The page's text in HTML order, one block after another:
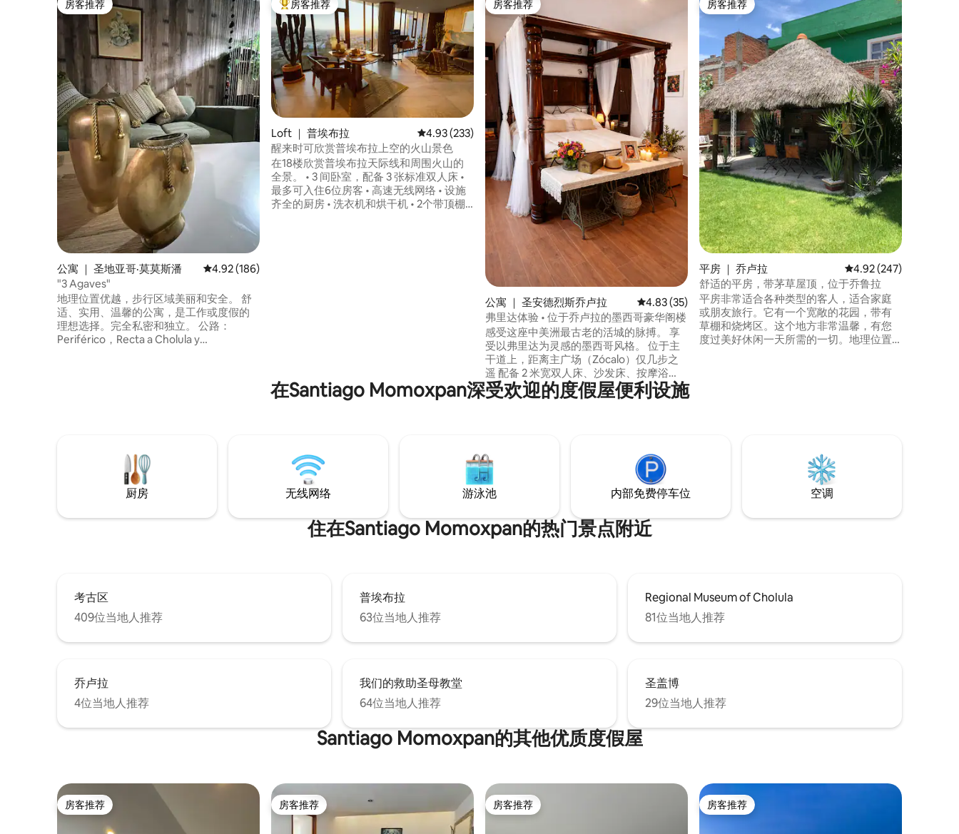
房客推荐
房客推荐
公寓 ｜ 圣地亚哥·莫莫斯潘 平均评分 4.92 分（满分 5 分），共 186 条评价
4.92 (186)
"3 Agaves"
地理位置优越，步行区域美丽和安全。 舒
适、实用、温馨的公寓，是工作或度假的
理想选择。完全私密和独立。 公路：
Periférico，Recta a Cholula y
热门「房客推荐」
房客推荐
Loft ｜ 普埃布拉 平均评分 4.93 分（满分 5 分），共 233 条评价
4.93 (233)
醒来时可欣赏普埃布拉上空的火山景色
在18楼欣赏普埃布拉天际线和周围火山的
全景。 • 3 间卧室，配备 3 张标准双人床 •
最多可入住6位房客 • 高速无线网络 • 设施
齐全的厨房 • 洗衣机和烘干机 • 2个带顶棚
房客推荐
房客推荐
公寓 ｜ 圣安德烈斯乔卢拉 平均评分 4.83 分（满分 5 分），共 35 条评价
4.83 (35)
弗里达体验 • 位于乔卢拉的墨西哥豪华阁楼
感受这座中美洲最古老的活城的脉搏。 享
受以弗里达为灵感的墨西哥风格。 位于主
干道上，距离主广场（Zócalo）仅几步之
遥 配备 2 米宽双人床、沙发床、按摩浴
缸、75 英寸电视和独立露台，让您享受独
一无二的体验。 享受迎宾招待、免费自行
方位支持。
房客推荐
房客推荐
平房 ｜ 乔卢拉 平均评分 4.92 分（满
4.92 (247)
舒适的平房，带茅草屋顶，位于乔鲁拉
平房非常适合各种类型的客人，适合家庭
或朋友旅行。它有一个宽敞的花园，带有
草棚和烧烤区。这个地方非常温馨，有您
度过美好休闲一天所需的一切。地理位置
在Santiago Momoxpan深受欢迎的度假屋便利设施
厨房 无线网络 游泳池 内部免费停车位 空调
住在Santiago Momoxpan的热门景点附近
考古区
409位当地人推荐
普埃布拉
63位当地人推荐
Regional Museum of Cholula
81位当地人推荐
乔卢拉
4位当地人推荐
我们的救助圣母教堂
64位当地人推荐
圣盖博
29位当地人推荐
Santiago Momoxpan的其他优质度假屋
房客推荐
房客推荐 房客推荐
房客推荐 房客推荐
房客推荐 房客推荐
房客推荐